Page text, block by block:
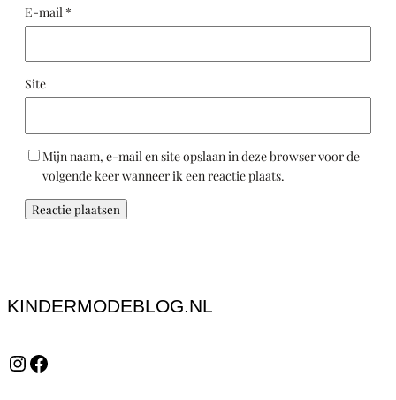
E-mail *
Site
Mijn naam, e-mail en site opslaan in deze browser voor de
volgende keer wanneer ik een reactie plaats.
KINDERMODEBLOG.NL
InstagramFacebook